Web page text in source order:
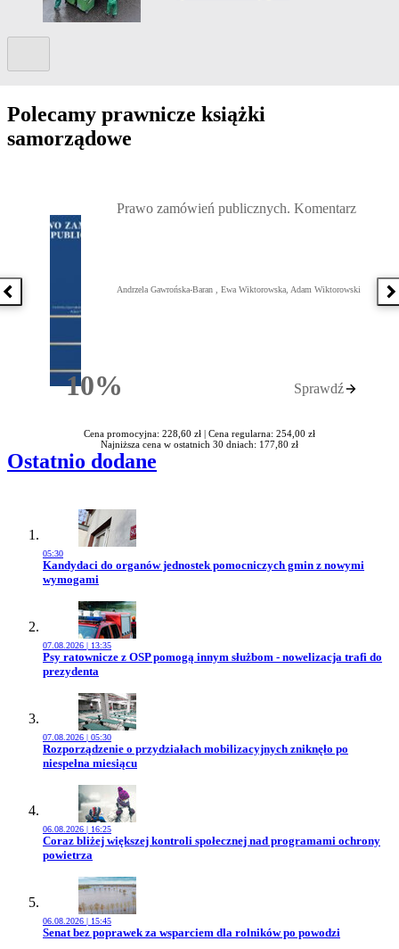
Polecamy prawnicze książki
samorządowe
Poprzednia książka
10%Rabatu
Prawo zamówień publicznych. Komentarz
Andrzela Gawrońska-Baran , Ewa Wiktorowska, Adam Wiktorowski
Sprawdź
Cena promocyjna: 228,60 zł | Cena regularna: 254,00 zł
Najniższa cena w ostatnich 30 dniach: 177,80 zł
Ostatnio dodane
05:30
Przejdź do artykułu:
Kandydaci do organów jednostek pomocniczych gmin z nowymi
wymogami
07.08.2026 | 13:35
Przejdź do artykułu:
Psy ratownicze z OSP pomogą innym służbom - nowelizacja trafi do
prezydenta
07.08.2026 | 05:30
Przejdź do artykułu:
Rozporządzenie o przydziałach mobilizacyjnych zniknęło po
niespełna miesiącu
06.08.2026 | 16:25
Przejdź do artykułu:
Coraz bliżej większej kontroli społecznej nad programami ochrony
powietrza
06.08.2026 | 15:45
Przejdź do artykułu:
Senat bez poprawek za wsparciem dla rolników po powodzi